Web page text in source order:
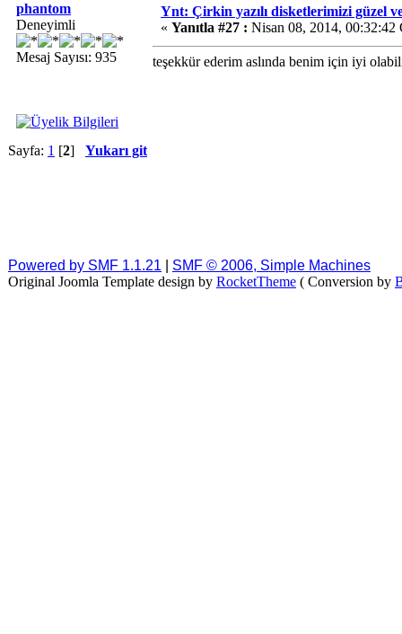
phantom
Deneyimli
Mesaj Sayısı: 935
Ynt: Çirkin yazılı disketlerimizi güzel
« Yanıtla #27 : Nisan 08, 2014, 00:32:42
teşekkür ederim aslında benim için iyi
Sayfa: 1 [2] Yukarı git
Powered by SMF 1.1.21
SMF © 2006, Simple Machines
Original Joomla Template design by RocketTheme ( Conversion by